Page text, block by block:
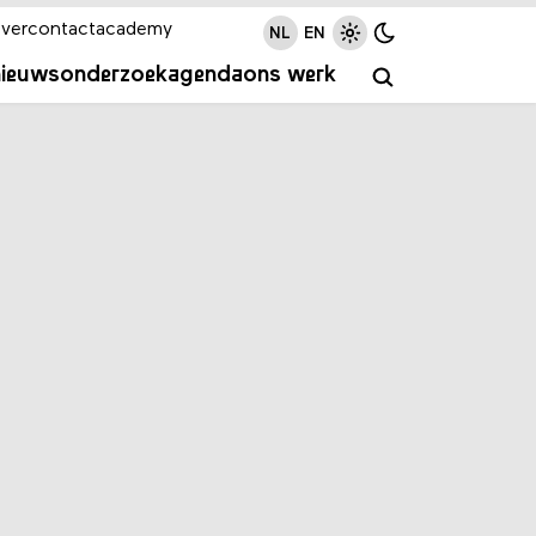
onderzoekagendaons werk
contactacademy NL EN